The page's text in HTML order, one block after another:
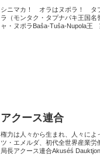
シニマカ！ オラはヌポラ！ タ
ラ（モンタク・タプナパキ王国
ャ・ヌポラBas̊a-Tus̊a-Nupola王
アクース連合
権力は人々から生まれ、人々に
ツ・エメルダ、初代全世界産業
局長アクース連合Akuséś